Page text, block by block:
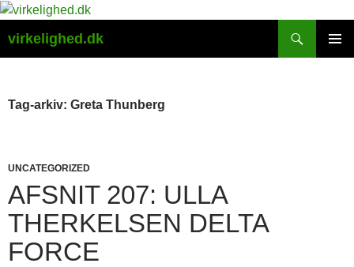
Hop
indhold
virkelighed.dk
Tag-arkiv: Greta Thunberg
UNCATEGORIZED
AFSNIT 207: ULLA
THERKELSEN DELTA
FORCE